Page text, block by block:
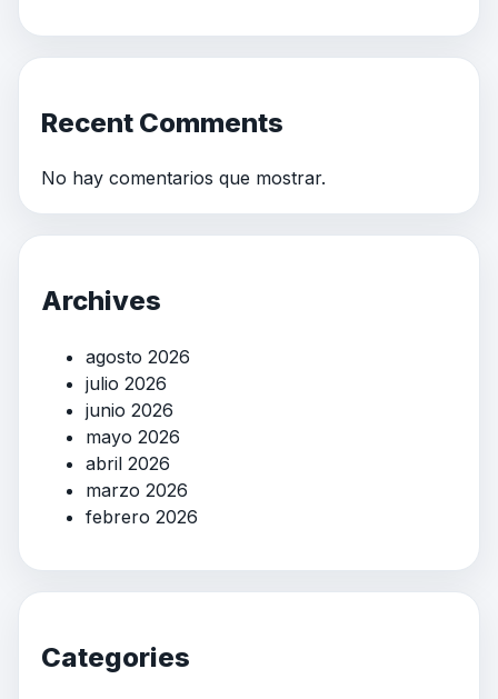
Recent Comments
No hay comentarios que mostrar.
Archives
agosto 2026
julio 2026
junio 2026
mayo 2026
abril 2026
marzo 2026
febrero 2026
Categories